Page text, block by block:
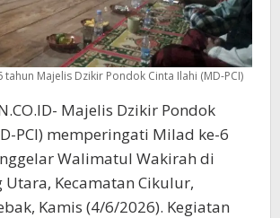
Majelis Dzikir Pondok Cinta Ilahi (MD-PCI)
Majelis Dzikir Pondok
PCI) memperingati Milad ke-6
Walimatul Wakirah di
Utara, Kecamatan Cikulur,
Kamis (4/6/2026). Kegiatan